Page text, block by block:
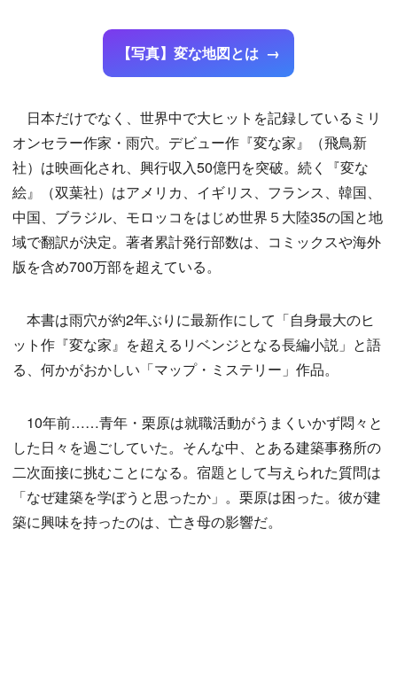
【写真】変な地図とは
日本だけでなく、世界中で大ヒットを記録しているミリ
オンセラー作家・雨穴。デビュー作『変な家』（飛鳥新
社）は映画化され、興行収入50億円を突破。続く『変な
絵』（双葉社）はアメリカ、イギリス、フランス、韓国、
中国、ブラジル、モロッコをはじめ世界５大陸35の国と地
域で翻訳が決定。著者累計発行部数は、コミックスや海外
版を含め700万部を超えている。
本書は雨穴が約2年ぶりに最新作にして「自身最大のヒ
ット作『変な家』を超えるリベンジとなる長編小説」と語
る、何かがおかしい「マップ・ミステリー」作品。
10年前……青年・栗原は就職活動がうまくいかず悶々と
した日々を過ごしていた。そんな中、とある建築事務所の
二次面接に挑むことになる。宿題として与えられた質問は
「なぜ建築を学ぼうと思ったか」。栗原は困った。彼が建
築に興味を持ったのは、亡き母の影響だ。